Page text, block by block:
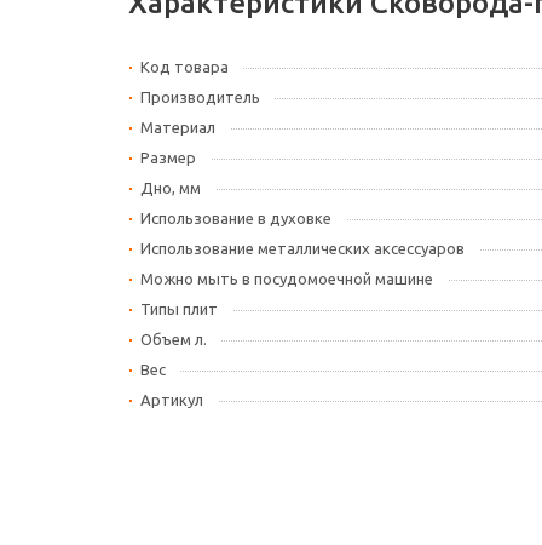
Код товара
Производитель
Материал
Размер
Дно, мм
Использование в духовке
Использование металлических аксессуаров
Можно мыть в посудомоечной машине
Типы плит
Объем л.
Вес
Артикул